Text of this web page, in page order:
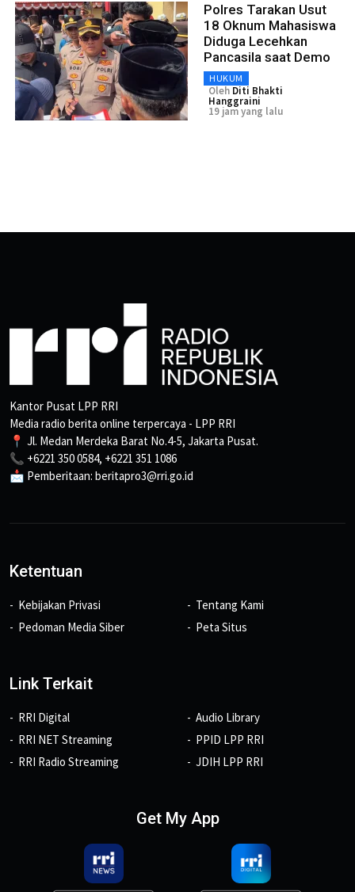
Polres Tarakan Usut
18 Oknum Mahasiswa
Diduga Lecehkan
Pancasila saat Demo
HUKUM
Oleh Diti Bhakti
Hanggraini
19 jam yang lalu
Kantor Pusat LPP RRI
Media radio berita online terpercaya - LPP RRI
📍 Jl. Medan Merdeka Barat No.4-5, Jakarta Pusat.
📞 +6221 350 0584, +6221 351 1086
📩 Pemberitaan: beritapro3@rri.go.id
Ketentuan
Kebijakan Privasi
Pedoman Media Siber
Tentang Kami
Peta Situs
Link Terkait
RRI Digital
RRI NET Streaming
RRI Radio Streaming
Audio Library
PPID LPP RRI
JDIH LPP RRI
Get My App